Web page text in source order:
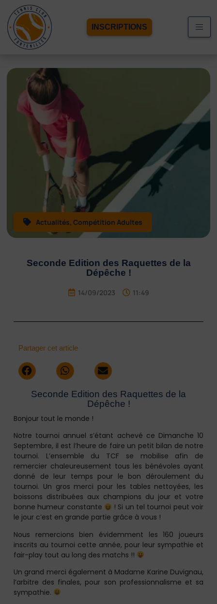
INSCRIPTIONS
Actualités, Compétition Adultes
Seconde Edition des Raquettes de la
Dépêche !
14/09/2023 11:49
Partager cet article
Seconde Edition des Raquettes de la
Dépêche !
Bonjour tout le monde !
Notre tournoi annuel s’étant achevé ce Dimanche 10
Septembre, il est l’heure de faire un petit bilan de notre
tournoi. L’ensemble du TCF se mobilise afin de
remercier chaleureusement tous les bénévoles ayant
donné de leur temps pour le bon déroulement du
tournoi. Un gros merci pour les tables nettoyées, les
boissons distribuées aux champions du jour et votre
bonne humeur constante
! Si un tel tournoi peut voir
le jour c’est en grande partie grâce à vous !
Nous remercions bien évidemment les 160 joueurs
inscrits au tournoi cette année, pour leur sympathie et
fair-play tout au long des matchs !!
Un grand merci également à Madame Karine Duvignau,
l’arbitre des finales, pour son professionnalisme et sa
sympathie.